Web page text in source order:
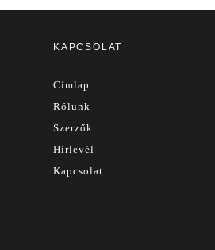
KAPCSOLAT
Címlap
Rólunk
Szerzők
Hírlevél
Kapcsolat